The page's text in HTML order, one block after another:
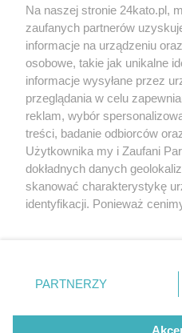
Katowice. Tragiczne
żyje rowerzysta
Wypadek
Wydawca mediów lokalnych
Nie zapomnij
zapoznać się z:
polityką prywatności
Twojemiasto
Piekary Śląskie
Chorzów
Tarnowskie Góry
Gliwice
Na naszej stronie 24kato.pl,
zaufanych partnerów
informacje na urządzeniu
osobowe, takie jak unikalne
informacje wysyłane przez
przeglądania w celu
reklam, wybór
treści, badanie odbiorców
Użytkownika my i Zaufani
dokładnych danych
skanować charakterystykę
identyfikacji. Ponieważ
prywatności znajdujący się
. Niektóre rodzaje
zgody użytkownika, ale
takiemu przetwarzaniu.
PARTNERZY